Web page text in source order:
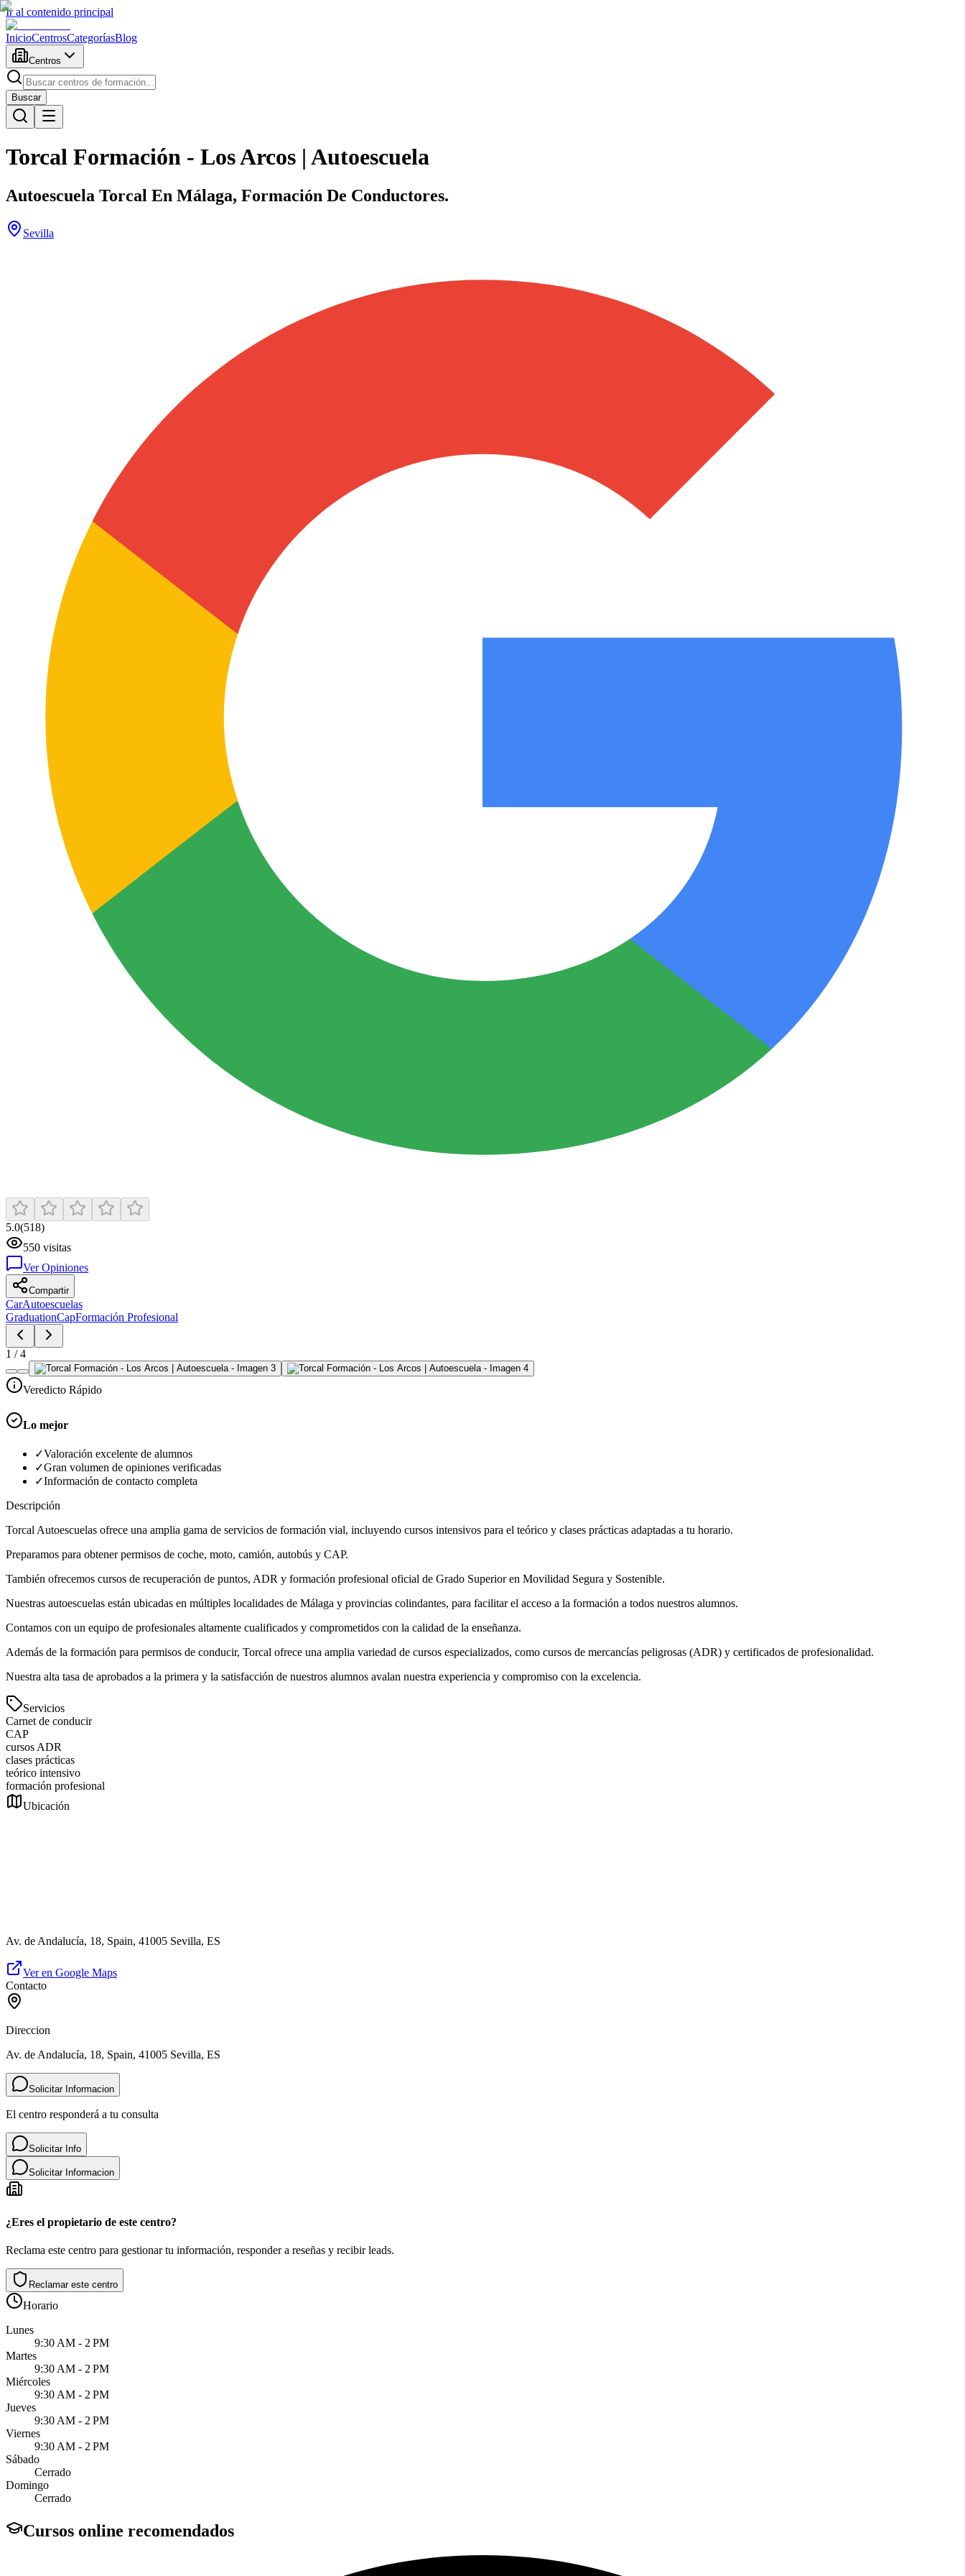
Ir al contenido principal
InicioCentrosCategoríasBlog
Centros
Buscar
Torcal Formación - Los Arcos | Autoescuela
Autoescuela Torcal En Málaga, Formación De Conductores.
Sevilla
5.0(518)
550 visitas
Ver Opiniones
Compartir
CarAutoescuelas
GraduationCapFormación Profesional
1 /4
Veredicto Rápido
Lo mejor
✓Valoración excelente de alumnos
✓Gran volumen de opiniones verificadas
✓Información de contacto completa
Descripción
Torcal Autoescuelas ofrece una amplia gama de servicios de formación vial, incluyendo cursos intensivos para el teórico y clases prácticas adaptadas a tu horario.
Preparamos para obtener permisos de coche, moto, camión, autobús y CAP.
También ofrecemos cursos de recuperación de puntos, ADR y formación profesional oficial de Grado Superior en Movilidad Segura y Sostenible.
Nuestras autoescuelas están ubicadas en múltiples localidades de Málaga y provincias colindantes, para facilitar el acceso a la formación a todos nuestros alumnos.
Contamos con un equipo de profesionales altamente cualificados y comprometidos con la calidad de la enseñanza.
Además de la formación para permisos de conducir, Torcal ofrece una amplia variedad de cursos especializados, como cursos de mercancías peligrosas (ADR) y certificados de profesionalidad.
Nuestra alta tasa de aprobados a la primera y la satisfacción de nuestros alumnos avalan nuestra experiencia y compromiso con la excelencia.
Servicios
Carnet de conducir
CAP
cursos ADR
clases prácticas
teórico intensivo
formación profesional
Ubicación
Av. de Andalucía, 18, Spain, 41005 Sevilla, ES
Ver en Google Maps
Contacto
Direccion
Av. de Andalucía, 18, Spain, 41005 Sevilla, ES
Solicitar Informacion
El centro responderá a tu consulta
Solicitar Info
Solicitar Informacion
¿Eres el propietario de este centro?
Reclama este centro para gestionar tu información, responder a reseñas y recibir leads.
Reclamar este centro
Horario
Lunes
9:30 AM - 2 PM
Martes
9:30 AM - 2 PM
Miércoles
9:30 AM - 2 PM
Jueves
9:30 AM - 2 PM
Viernes
9:30 AM - 2 PM
Sábado
Cerrado
Domingo
Cerrado
Cursos online recomendados